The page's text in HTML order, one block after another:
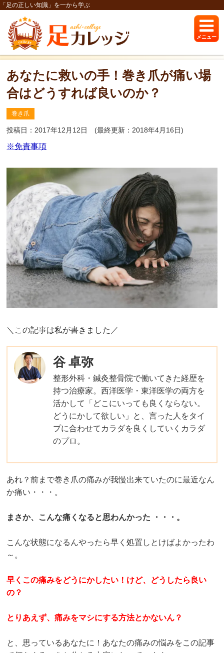
「足の正しい知識」を一から学ぶ
メニュー
あなたに救いの手！巻き爪が痛い場
合はどうすれば良いのか？
巻き爪
投稿日：2017年12月12日 (最終更新：2018年4月16日)
※免責事項
＼この記事は私が書きました／
谷 卓弥
整形外科・鍼灸整骨院で働いてきた経歴を
持つ治療家。西洋医学・東洋医学の両方を
活かして「どこにいっても良くならない。
どうにかして欲しい」と、言った人をタイ
プに合わせてカラダを良くしていくカラダ
のプロ。
あれ？前まで巻き爪の痛みが我慢出来ていたのに最近なん
か痛い・・・。
まさか、こんな痛くなると思わんかった ・・・。
こんな状態になるんやったら早く処置しとけばよかったわ
～。
早くこの痛みをどうにかしたい！けど、どうしたら良い
の？
とりあえず、痛みをマシにする方法とかないん？
と、思っているあなたに！あなたの痛みの悩みをこの記事